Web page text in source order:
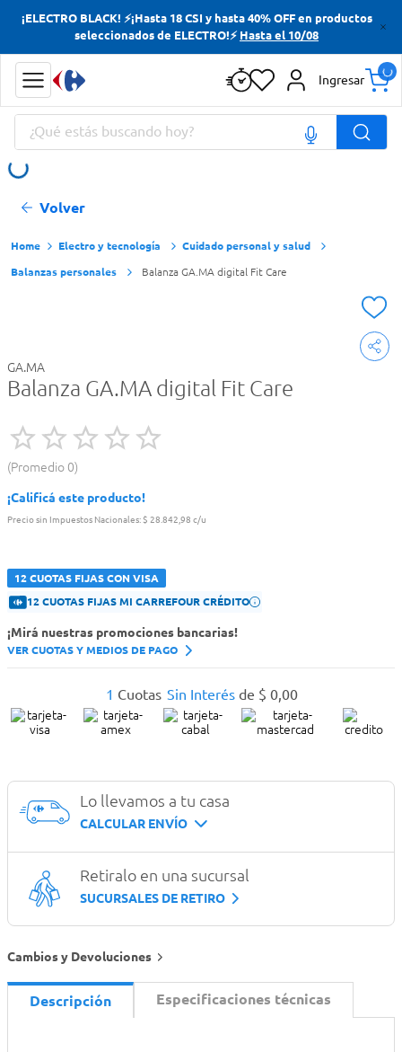
¡ELECTRO BLACK! ⚡¡Hasta 18 CSI y hasta 40% OFF en productos
seleccionados de ELECTRO!⚡ Hasta el 10/08
Ingresar
¿Qué estás buscando hoy?
Volver
Electro y tecnología
Cuidado personal y salud
Balanzas personales
Balanza GA.MA digital Fit Care
GA.MA
Balanza GA.MA digital Fit Care
Promedio 0
¡Calificá este producto!
Precio sin Impuestos Nacionales:$ 28.842,98 c/u
12 CUOTAS FIJAS CON VISA
12 CUOTAS FIJAS MI CARREFOUR CRÉDITO
¡Mirá nuestras promociones bancarias!
VER CUOTAS Y MEDIOS DE PAGO
1 Cuotas Sin Interés de $ 0,00
Lo llevamos a tu casa
CALCULAR ENVÍO
Retiralo en una sucursal
SUCURSALES DE RETIRO
Cambios y Devoluciones
Descripción Especificaciones técnicas
Términos más buscados
Yerba
Cerveza
Doves
Términos más buscados
Yerba
Cerveza
Doves